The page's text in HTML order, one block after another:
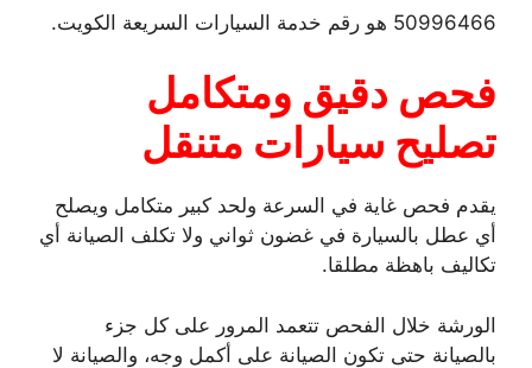
50996466 هو رقم خدمة السيارات السريعة الكويت.
فحص دقيق ومتكامل
تصليح سيارات متنقل
يقدم فحص غاية في السرعة ولحد كبير متكامل ويصلح
أي عطل بالسيارة في غضون ثواني ولا تكلف الصيانة أي
تكاليف باهظة مطلقا.
الورشة خلال الفحص تتعمد المرور على كل جزء
بالصيانة حتى تكون الصيانة على أكمل وجه، والصيانة لا